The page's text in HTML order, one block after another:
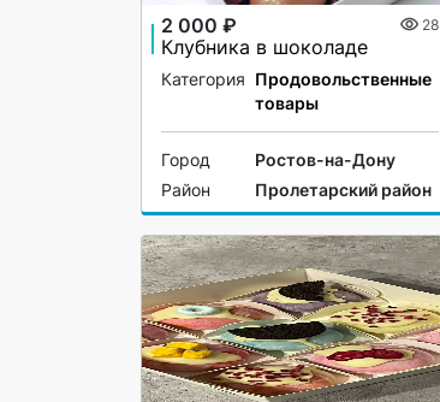
2 000 ₽ 28
Клубника в шоколаде
Категория Продовольственные
товары
Город
Ростов-на-Дону
Район
Пролетарский район